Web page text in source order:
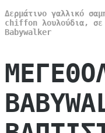
Δερμάτινο γαλλικό
chiffon λουλούδια, σε
Babywalker